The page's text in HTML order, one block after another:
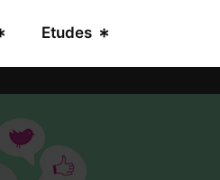
Etudes